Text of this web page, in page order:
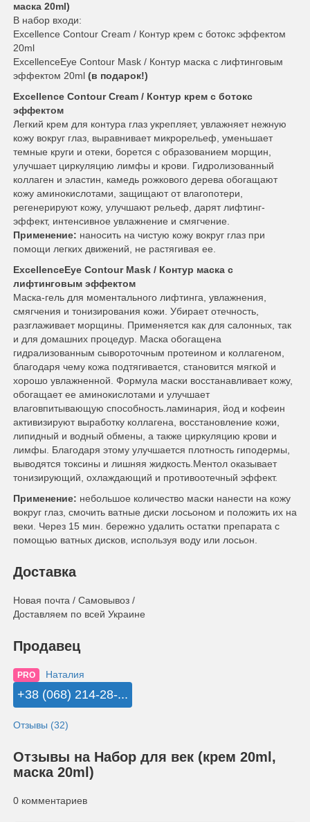
маска 20ml)
В набор входи:
Excellence Contour Cream / Контур крем с ботокс эффектом
20ml
ExcellenceEye Contour Mask / Контур маска с лифтинговым
эффектом 20ml (в подарок!)
Excellence Contour Cream / Контур крем с ботокс
эффектом
Легкий крем для контура глаз укрепляет, увлажняет нежную
кожу вокруг глаз, выравнивает микрорельеф, уменьшает
темные круги и отеки, борется с образованием морщин,
улучшает циркуляцию лимфы и крови. Гидролизованный
коллаген и эластин, камедь рожкового дерева обогащают
кожу аминокислотами, защищают от влагопотери,
регенерируют кожу, улучшают рельеф, дарят лифтинг-
эффект, интенсивное увлажнение и смягчение.
Применение: наносить на чистую кожу вокруг глаз при
помощи легких движений, не растягивая ее.
ExcellenceEye Contour Mask / Контур маска с
лифтинговым эффектом
Маска-гель для моментального лифтинга, увлажнения,
смягчения и тонизирования кожи. Убирает отечность,
разглаживает морщины. Применяется как для салонных, так
и для домашних процедур. Маска обогащена
гидрализованным сывороточным протеином и коллагеном,
благодаря чему кожа подтягивается, становится мягкой и
хорошо увлажненной. Формула маски восстанавливает кожу,
обогащает ее аминокислотами и улучшает
влаговпитывающую способность.ламинария, йод и кофеин
активизируют выработку коллагена, восстановление кожи,
липидный и водный обмены, а также циркуляцию крови и
лимфы. Благодаря этому улучшается плотность гиподермы,
выводятся токсины и лишняя жидкость.Ментол оказывает
тонизирующий, охлаждающий и противоотечный эффект.
Применение: небольшое количество маски нанести на кожу
вокруг глаз, смочить ватные диски лосьоном и положить их на
веки. Через 15 мин. бережно удалить остатки препарата с
помощью ватных дисков, используя воду или лосьон.
Доставка
Новая почта / Самовывоз /
Доставляем по всей Украине
Продавец
PRO Наталия
+38 (068) 214-28-...
Отзывы (32)
Отзывы на Набор для век (крем 20ml,
маска 20ml)
0 комментариев